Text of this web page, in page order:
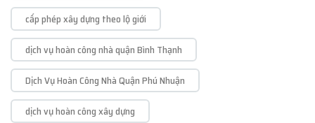
cấp phép xây dựng theo lộ giới
dịch vụ hoàn công nhà quận Bình Thạnh
Dịch Vụ Hoàn Công Nhà Quận Phú Nhuận
dịch vụ hoàn công xây dựng